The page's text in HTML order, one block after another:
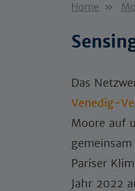
Home
Das
Venedig-
Moore auf
Pariser
Jahr 2022